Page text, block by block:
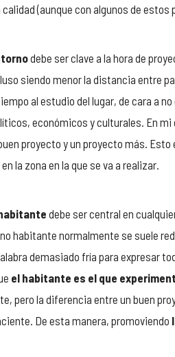
(aunque con algunos de
debe ser clave a la hora de
siendo menor la distancia entre
al estudio del lugar, de cara a
económicos y culturales. En
proyecto y un proyecto más.
la zona en la que se va a realizar.
debe ser central en
habitante normalmente se suele
demasiado fría para expresar
el habitante es el que
pero la diferencia entre un buen
De esta manera, promoviendo